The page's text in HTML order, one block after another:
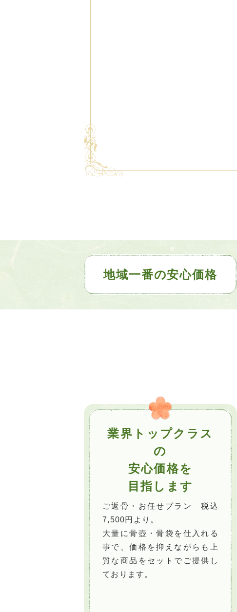
地域一番の安心価格
業界トップクラス
の
安心価格を
目指します
ご返骨・お任せプラン 税込
7,500円より。
大量に骨壺・骨袋を仕入れる
事で、価格を抑えながらも上
質な商品をセットでご提供し
ております。